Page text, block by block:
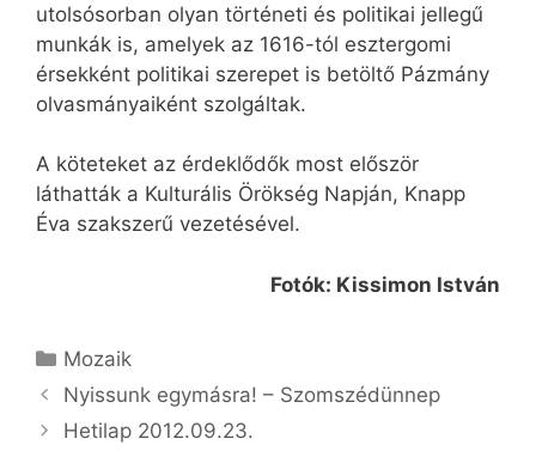
utolsósorban olyan történeti és politikai jellegű
munkák is, amelyek az 1616-tól esztergomi
érsekként politikai szerepet is betöltő Pázmány
olvasmányaiként szolgáltak.
A köteteket az érdeklődők most először
láthatták a Kulturális Örökség Napján, Knapp
Éva szakszerű vezetésével.
Fotók: Kissimon István
Kategória
Mozaik
Nyissunk egymásra! – Szomszédünnep
Hetilap 2012.09.23.